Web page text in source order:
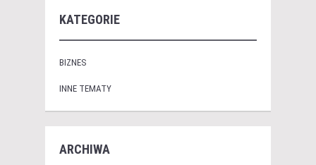
KATEGORIE
BIZNES
INNE TEMATY
ARCHIWA